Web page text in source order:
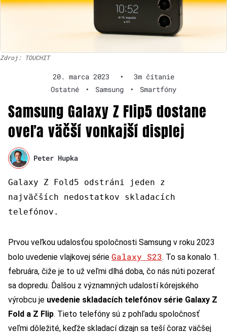
Zdroj: TOUCHIT
20. marca 2023 •
3m čítanie
Ostatné
• Samsung • Smartfóny
Samsung Galaxy Z Flip5 dostane
oveľa väčší vonkajší displej
Peter Hupka
Galaxy Z Fold5 odstráni jeden z
najväčších nedostatkov skladacích
telefónov.
Prvou veľkou udalosťou spoločnosti Samsung v roku 2023
bolo uvedenie vlajkovej série Galaxy S23. To sa konalo 1.
februára, čiže je to už veľmi dlhá doba, čo nás núti pozerať
sa dopredu. Ďalšou z významných udalostí kórejského
výrobcu je uvedenie skladacích telefónov série Galaxy Z
Fold a Z Flip. Tieto telefóny sú z pohľadu spoločnosť
veľmi dôležité, keďže skladací dizajn sa teší čoraz väčšej